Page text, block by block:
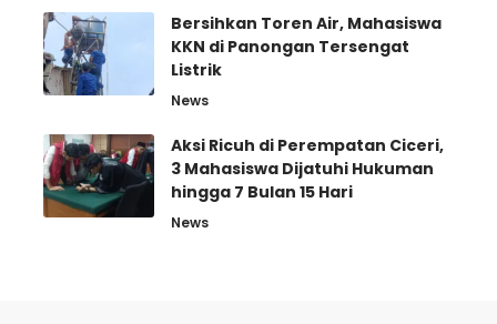
Bersihkan Toren Air, Mahasiswa
KKN di Panongan Tersengat
Listrik
News
Aksi Ricuh di Perempatan Ciceri,
3 Mahasiswa Dijatuhi Hukuman
hingga 7 Bulan 15 Hari
News